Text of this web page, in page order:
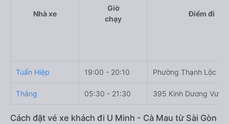
Nhà xe
Giờ
chạy
Điểm đi
Tuấn Hiệp 19:00 - 20:10 Phường Thạnh Lộc
Thắng 05:30 - 21:30 395 Kinh Dương
Cách đặt vé xe khách đi U Minh - Cà Mau từ Sài Gòn